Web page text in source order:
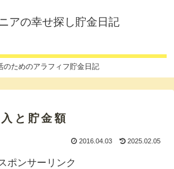
アの幸せ探し貯金日記
のためのアラフィフ貯金日記
と貯金額
2016.04.03 2025.02.05
ポンサーリンク